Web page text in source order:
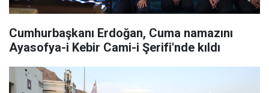
Cumhurbaşkanı Erdoğan, Cuma namazını
Ayasofya-i Kebir Cami-i Şerifi'nde kıldı